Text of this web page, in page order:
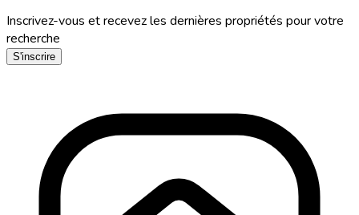
Inscrivez-vous et recevez les dernières propriétés pour votre
recherche
S'inscrire